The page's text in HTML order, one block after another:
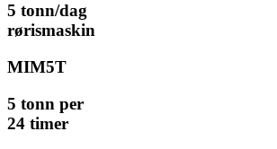
5 tonn/dag
rørismaskin
MIM5T
5 tonn per
24 timer